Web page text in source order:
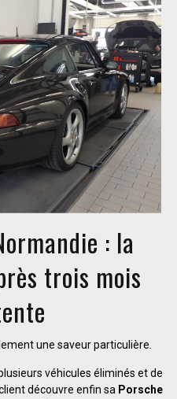
: la
trois mois
une saveur particulière.
véhicules éliminés et de
découvre enfin sa Porsche